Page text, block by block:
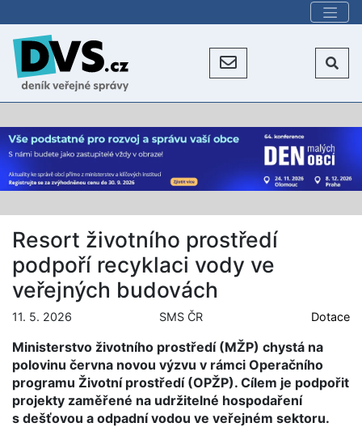
Resort životního prostředí
podpoří recyklaci vody ve
veřejných budovách
11. 5. 2026 SMS ČR Dotace
Ministerstvo životního prostředí (MŽP) chystá na
polovinu června novou výzvu v rámci Operačního
programu Životní prostředí (OPŽP). Cílem je podpořit
projekty zaměřené na udržitelné hospodaření
s dešťovou a odpadní vodou ve veřejném sektoru.